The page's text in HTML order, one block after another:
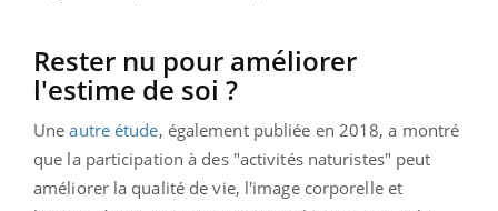
Rester nu pour améliorer
l'estime de soi ?
Uneautre étude, également publiée en 2018, a montré
que la participation à des "activités naturistes" peut
améliorer la qualité de vie, l'image corporelle et